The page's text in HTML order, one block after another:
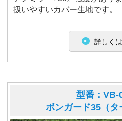
扱いやすいカバー生地です。
詳しく
型番：VB-
ボンガード35（タ